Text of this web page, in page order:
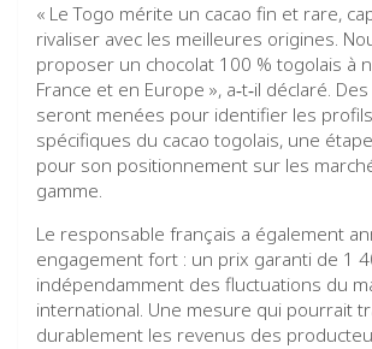
« Le Togo mérite un cacao fin et rare,
rivaliser avec les meilleures origines.
proposer un chocolat 100 % togolais à
France et en Europe », a‑t‑il déclaré.
seront menées pour identifier les
spécifiques du cacao togolais, une
pour son positionnement sur les
gamme.
Le responsable français a également
engagement fort : un prix garanti de 1
indépendamment des fluctuations du
international. Une mesure qui pourrait
durablement les revenus des